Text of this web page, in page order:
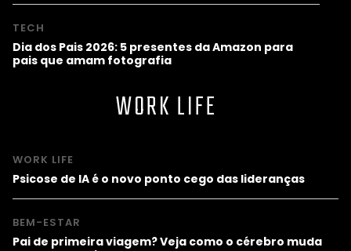
TECH
Dia dos Pais 2026: 5 presentes da Amazon para
pais que amam fotografia
WORK LIFE
WORK LIFE
Psicose de IA é o novo ponto cego das lideranças
BEM-ESTAR
Pai de primeira viagem? Veja como o cérebro muda